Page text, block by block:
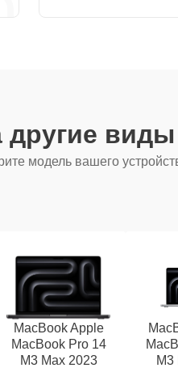
модель вашего
MacBook Apple
MacBook Pro 14
M3 Max 2023
M3